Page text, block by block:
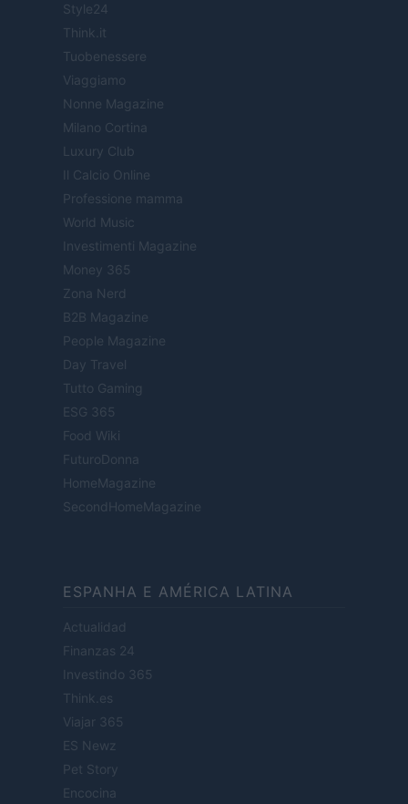
Style24
Think.it
Tuobenessere
Viaggiamo
Nonne Magazine
Milano Cortina
Luxury Club
Il Calcio Online
Professione mamma
World Music
Investimenti Magazine
Money 365
Zona Nerd
B2B Magazine
People Magazine
Day Travel
Tutto Gaming
ESG 365
Food Wiki
FuturoDonna
HomeMagazine
SecondHomeMagazine
ESPANHA E AMÉRICA LATINA
Actualidad
Finanzas 24
Investindo 365
Think.es
Viajar 365
ES Newz
Pet Story
Encocina